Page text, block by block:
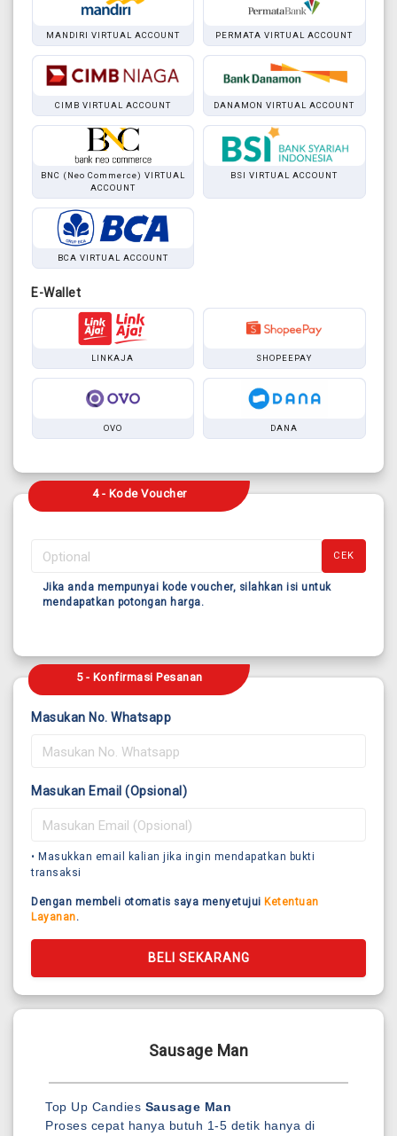
MANDIRI VIRTUAL ACCOUNT PERMATA VIRTUAL ACCOUNT
CIMB VIRTUAL ACCOUNT DANAMON VIRTUAL ACCOUNT
BNC (Neo Commerce) VIRTUAL
ACCOUNT
BSI VIRTUAL ACCOUNT
BCA VIRTUAL ACCOUNT
E-Wallet
LINKAJA SHOPEEPAY
OVO DANA
4 - Kode Voucher
CEK
Jika anda mempunyai kode voucher, silahkan isi untuk
mendapatkan potongan harga.
5 - Konfirmasi Pesanan
Masukan No. Whatsapp
Masukan Email (Opsional)
• Masukkan email kalian jika ingin mendapatkan bukti
transaksi
Dengan membeli otomatis saya menyetujui Ketentuan
Layanan.
BELI SEKARANG
Sausage Man
Top Up Candies Sausage Man
Proses cepat hanya butuh 1-5 detik hanya di